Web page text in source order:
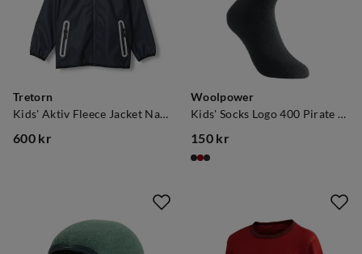
Tretorn
Kids' Aktiv Fleece Jacket Navy
600 kr
Woolpower
Kids' Socks Logo 400 Pirate Black
price
150 kr